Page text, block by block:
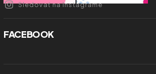
Sledovať na Instagrame
FACEBOOK